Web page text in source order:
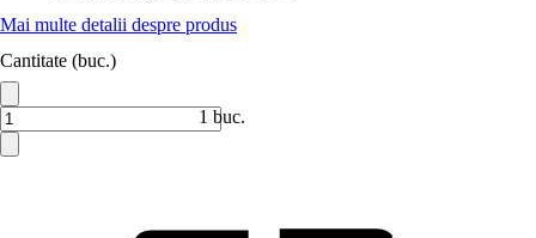
Mai multe detalii despre produs
Cantitate (buc.)
1 buc.